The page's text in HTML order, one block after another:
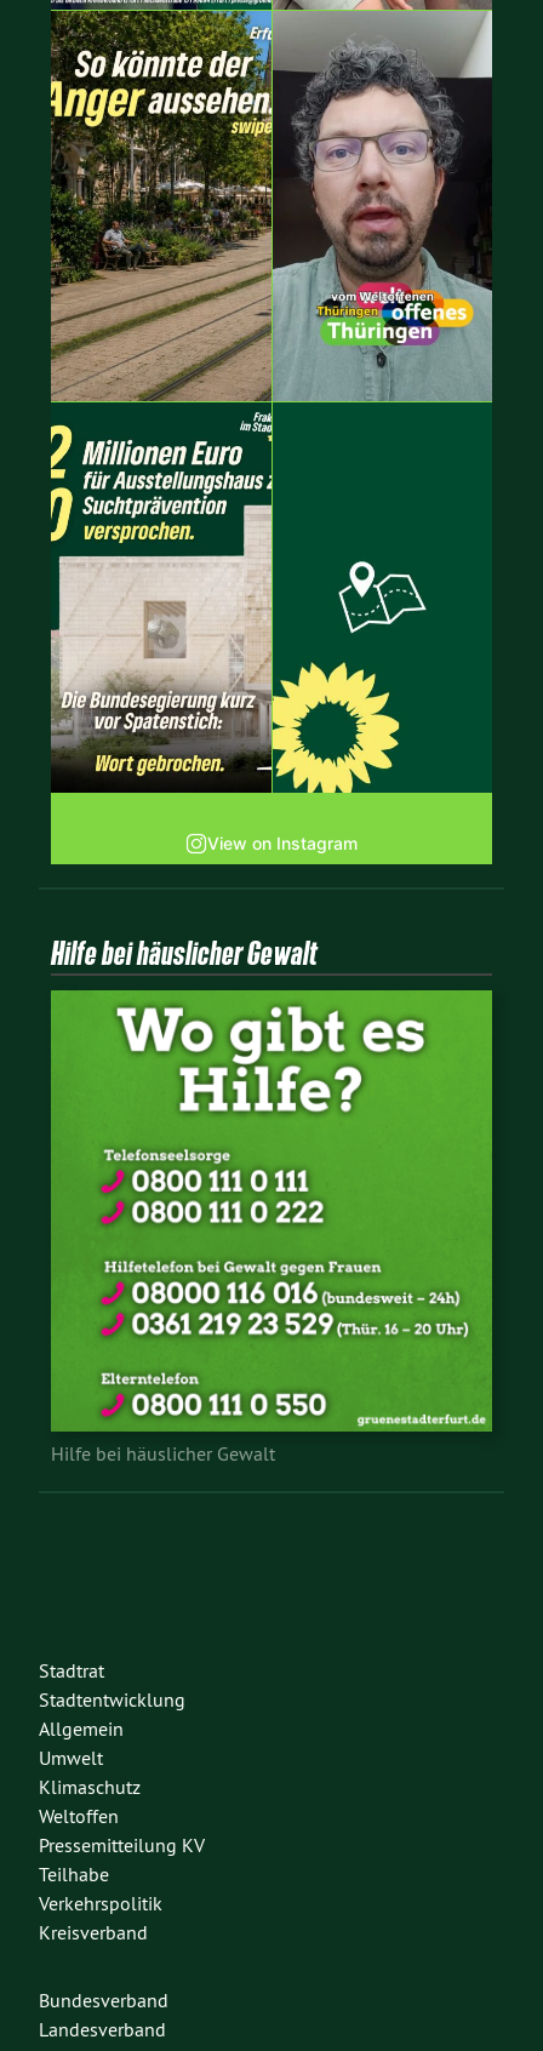
View on Instagram
Hilfe bei häuslicher Gewalt
Hilfe bei häuslicher Gewalt
Stadtrat
Stadtentwicklung
Allgemein
Umwelt
Klimaschutz
Weltoffen
Pressemitteilung KV
Teilhabe
Verkehrspolitik
Kreisverband
Bundesverband
Landesverband